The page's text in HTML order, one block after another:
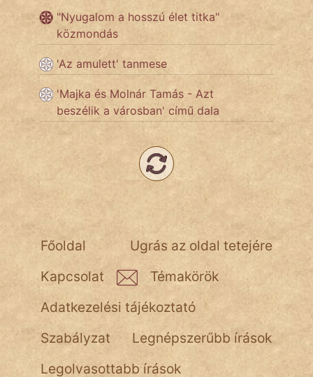
vörös ördög
nagyöreg
NapHold
Név nélkül
pszichopati
Hoffer Botond
"Nyugalom a hosszú élet titka"
közmondás
'Az amulett' tanmese
'Majka és Molnár Tamás - Azt
beszélik a városban' című dala
Ugrás az oldal tetejére
Főoldal
Kapcsolat
Témakörök
Adatkezelési tájékoztató
Szabályzat
Legnépszerűbb írások
Legolvasottabb írások